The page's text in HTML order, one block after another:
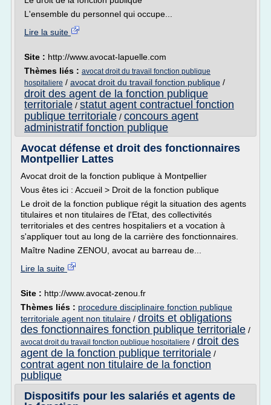
L'ensemble du personnel qui occupe...
Lire la suite
Site : http://www.avocat-lapuelle.com
Thèmes liés : avocat droit du travail fonction publique
hospitaliere / avocat droit du travail fonction publique /
droit des agent de la fonction publique
territoriale / statut agent contractuel fonction
publique territoriale / concours agent
administratif fonction publique
Avocat défense et droit des fonctionnaires
Montpellier Lattes
Avocat droit de la fonction publique à Montpellier
Vous êtes ici : Accueil > Droit de la fonction publique
Le droit de la fonction publique régit la situation des agents
titulaires et non titulaires de l'Etat, des collectivités
territoriales et des centres hospitaliers et a vocation à
s'appliquer tout au long de la carrière des fonctionnaires.
Maître Nadine ZENOU, avocat au barreau de...
Lire la suite
Site : http://www.avocat-zenou.fr
Thèmes liés : procedure disciplinaire fonction publique
territoriale agent non titulaire / droits et obligations
des fonctionnaires fonction publique territoriale /
avocat droit du travail fonction publique hospitaliere / droit des
agent de la fonction publique territoriale /
contrat agent non titulaire de la fonction
publique
Dispositifs pour les salariés et agents de